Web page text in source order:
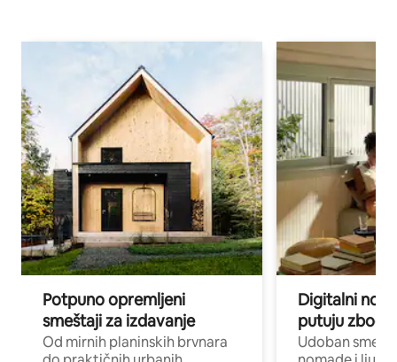
Potpuno opremljeni
smeštaji za izdavanje
Od mirnih planinskih brvnara
Digitalni
putuju zbog
Udoban